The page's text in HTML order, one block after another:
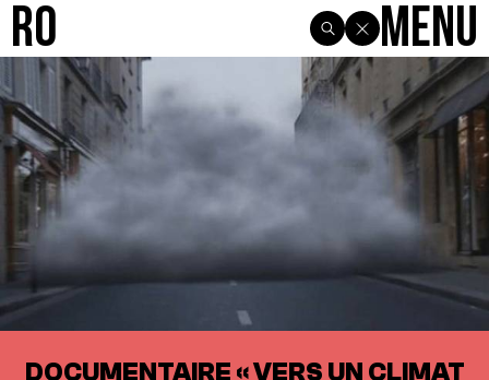
R0 Menu
DOCUMENTAIRE « VERS UN CLIMAT